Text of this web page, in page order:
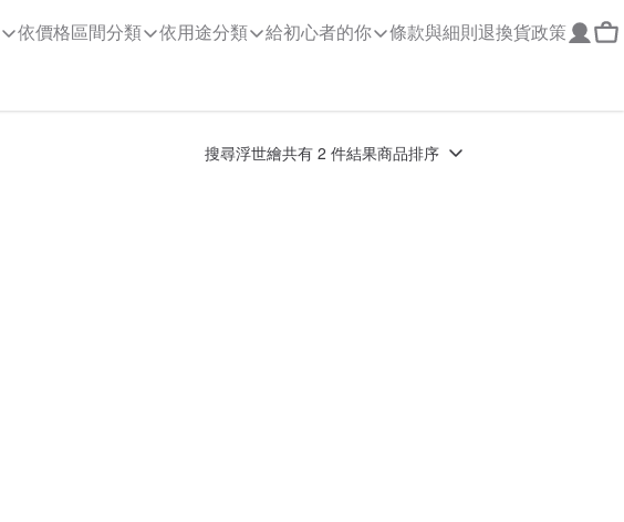
依價格區間分類 依用途分類 給初心者的你 條款與細則 退換貨政策
搜尋浮世繪共有 2 件結果商品排序